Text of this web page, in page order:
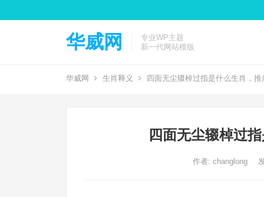
华威网
专业WP主题
新一代网站模版
华威网 生肖释义 四面无尘辍棹过指是什么生肖，
四面无尘辍棹过
作者: changlong